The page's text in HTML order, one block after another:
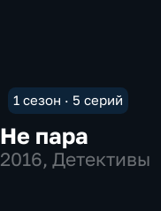
1 сезон · 5 серий
Не пара
2016, Детективы